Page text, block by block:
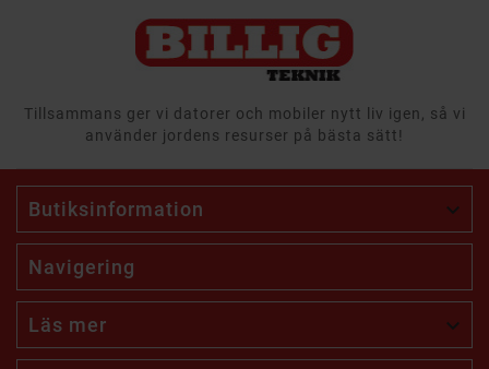
Tillsammans ger vi datorer och mobiler nytt liv igen, så vi
använder jordens resurser på bästa sätt!
Butiksinformation 
Navigering
Läs mer 